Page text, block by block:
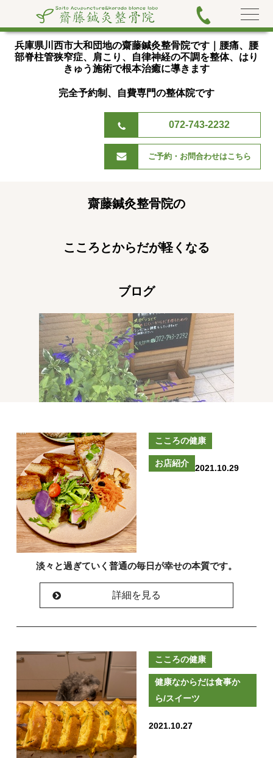
兵庫県川西市大和団地の齋藤鍼灸整骨院です｜腰痛、腰
部脊柱管狭窄症、肩こり、自律神経の不調を整体、はり
きゅう施術で根本治癒に導きます
完全予約制、自費専門の整体院です
072-743-2232
ご予約・お問合わせはこちら
齋藤鍼灸整骨院の
こころとからだが軽くなる
ブログ
こころの健康
お店紹介 2021.10.29
淡々と過ぎていく普通の毎日が幸せの本質です。
詳細を見る
こころの健康
健康なからだは食事か
ら/スイーツ
2021.10.27